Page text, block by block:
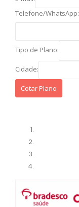
Telefone/WhatsApp:
Tipo de Plano:
Cidade: